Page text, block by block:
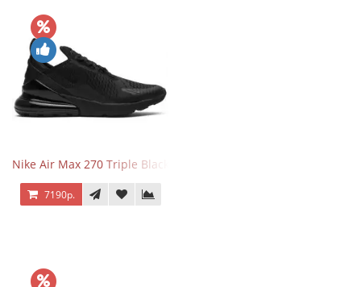
Nike Air Max 270 Triple Black
7190р.